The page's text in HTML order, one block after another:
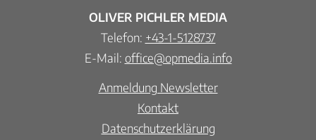
OLIVER PICHLER MEDIA
Telefon: +43-1-5128737
E-Mail: office@opmedia.info
Anmeldung Newsletter
Kontakt
Datenschutzerklärung